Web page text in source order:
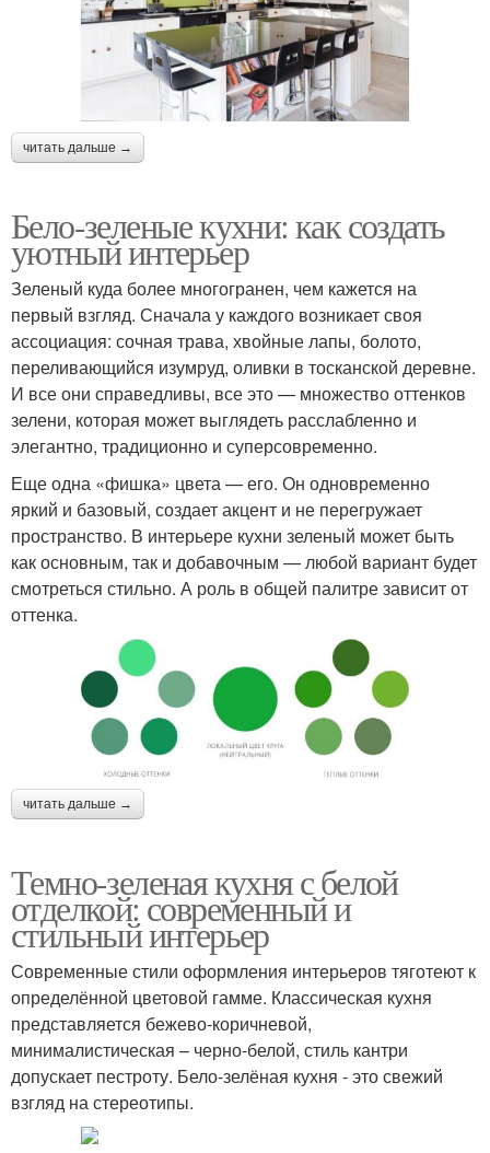
читать дальше →
Бело-зеленые кухни: как создать
уютный интерьер
Зеленый куда более многогранен, чем кажется на
первый взгляд. Сначала у каждого возникает своя
ассоциация: сочная трава, хвойные лапы, болото,
переливающийся изумруд, оливки в тосканской деревне.
И все они справедливы, все это — множество оттенков
зелени, которая может выглядеть расслабленно и
элегантно, традиционно и суперсовременно.
Еще одна «фишка» цвета — его. Он одновременно
яркий и базовый, создает акцент и не перегружает
пространство. В интерьере кухни зеленый может быть
как основным, так и добавочным — любой вариант будет
смотреться стильно. А роль в общей палитре зависит от
оттенка.
читать дальше →
Темно-зеленая кухня с белой
отделкой: современный и
стильный интерьер
Современные стили оформления интерьеров тяготеют к
определённой цветовой гамме. Классическая кухня
представляется бежево-коричневой,
минималистическая – черно-белой, стиль кантри
допускает пестроту. Бело-зелёная кухня - это свежий
взгляд на стереотипы.